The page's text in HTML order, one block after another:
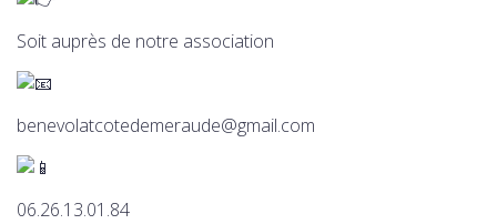
Soit auprès de notre association
benevolatcotedemeraude@gmail.com
06.26.13.01.84